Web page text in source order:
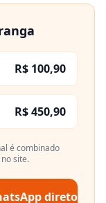
R$ 100,90
R$ 450,90
é combinado
site.
direto